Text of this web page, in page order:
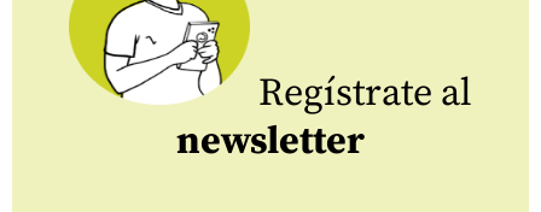
Regístrate al
newsletter